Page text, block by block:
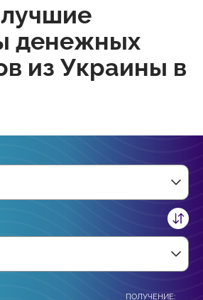
денежных
из Украины в
ПОЛУЧЕНИЕ: